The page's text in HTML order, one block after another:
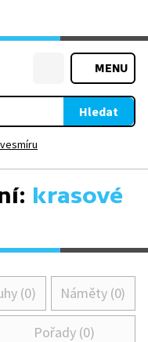
MENU
Hledat
krasové
(0) Náměty (0)
Pořady (0)